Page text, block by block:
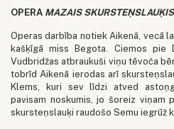
OPERA MAZAIS SKURSTEŅSLAUĶIS
Operas darbība notiek Aikenā, vecā
kašķīgā miss Begota. Ciemos pie
Vudbridžas atbraukuši viņu tēvoča
tobrīd Aikenā ierodas arī
Klems, kuri sev līdzi atved
pavisam noskumis, jo šoreiz viņam
skursteņslauķi raudošo Semu iegrūž